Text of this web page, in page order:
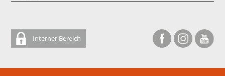
Interner Bereich